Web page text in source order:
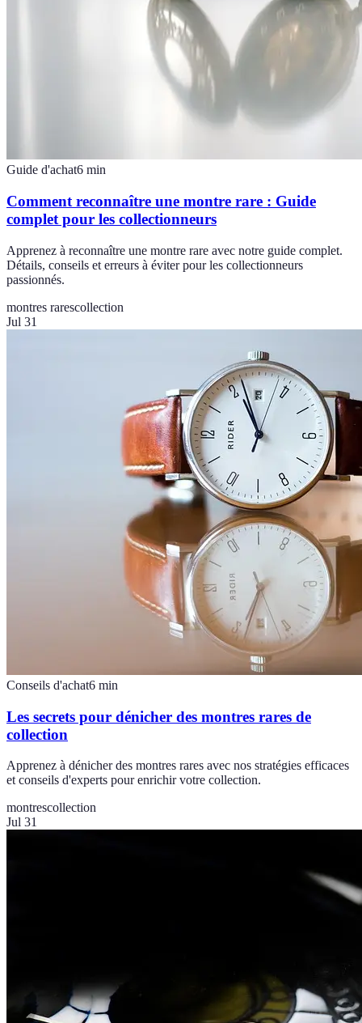
Guide d'achat6 min
Comment reconnaître une montre rare : Guide
complet pour les collectionneurs
Apprenez à reconnaître une montre rare avec notre guide complet.
Détails, conseils et erreurs à éviter pour les collectionneurs
passionnés.
montres rarescollection
Jul 31
Conseils d'achat6 min
Les secrets pour dénicher des montres rares de
collection
Apprenez à dénicher des montres rares avec nos stratégies efficaces
et conseils d'experts pour enrichir votre collection.
montrescollection
Jul 31